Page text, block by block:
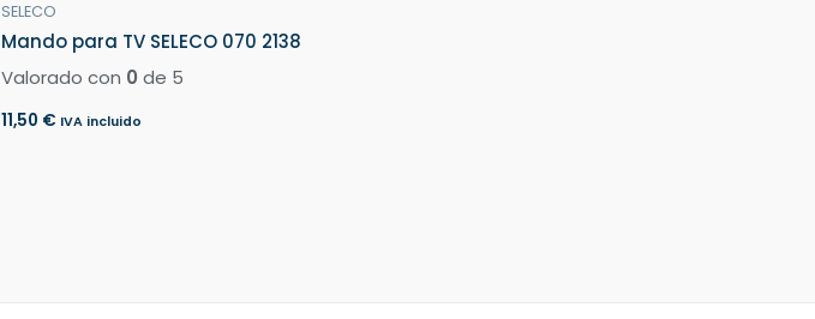
SELECO
Mando para TV SELECO 070 2138
Valorado con 0 de 5
11,50 € IVA incluido